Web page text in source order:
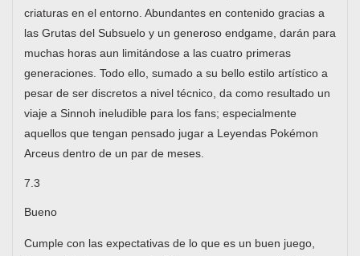
criaturas en el entorno. Abundantes en contenido gracias a
las Grutas del Subsuelo y un generoso endgame, darán para
muchas horas aun limitándose a las cuatro primeras
generaciones. Todo ello, sumado a su bello estilo artístico a
pesar de ser discretos a nivel técnico, da como resultado un
viaje a Sinnoh ineludible para los fans; especialmente
aquellos que tengan pensado jugar a Leyendas Pokémon
Arceus dentro de un par de meses.
7.3
Bueno
Cumple con las expectativas de lo que es un buen juego,